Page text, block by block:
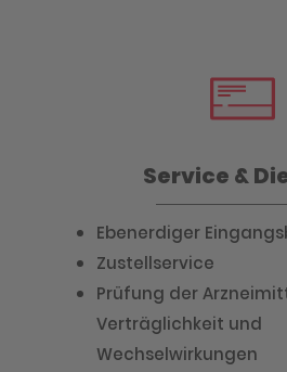
Service &
Ebenerdiger
Zustellservice
Prüfung der
Verträglichkeit und
Wechselwirkungen